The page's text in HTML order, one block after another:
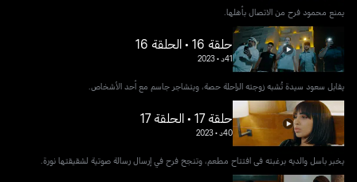
يمنع محمود فرح من الاتصال بأهلها.
حلقة 16 • الحلقة 16
41د •
2023
يقابل سعود سيدة تُشبه زوجته الراحلة حصة، ويتشاجر جاسم مع أحد الأشخاص.
حلقة 17 • الحلقة 17
40د •
2023
يخبر باسل والديه برغبته في افتتاح مطعم، وتنجح فرح في إرسال رسالة صوتية لشقيقتها نورة.